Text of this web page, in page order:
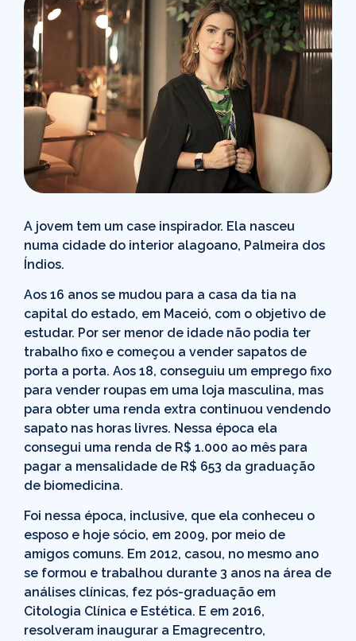
A jovem tem um case inspirador. Ela nasceu
numa cidade do interior alagoano, Palmeira dos
Índios.
Aos 16 anos se mudou para a casa da tia na
capital do estado, em Maceió, com o objetivo de
estudar. Por ser menor de idade não podia ter
trabalho fixo e começou a vender sapatos de
porta a porta. Aos 18, conseguiu um emprego fixo
para vender roupas em uma loja masculina, mas
para obter uma renda extra continuou vendendo
sapato nas horas livres. Nessa época ela
consegui uma renda de R$ 1.000 ao mês para
pagar a mensalidade de R$ 653 da graduação
de biomedicina.
Foi nessa época, inclusive, que ela conheceu o
esposo e hoje sócio, em 2009, por meio de
amigos comuns. Em 2012, casou, no mesmo ano
se formou e trabalhou durante 3 anos na área de
análises clínicas, fez pós-graduação em
Citologia Clínica e Estética. E em 2016,
resolveram inaugurar a Emagrecentro,